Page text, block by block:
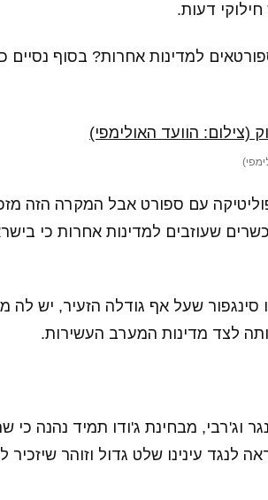
דעות.
למדינות אחרות? בסוף נסיים
עם ספורט אבל המקרה הזה
שעוזבים למדינות אחרות כי
סינגפור שעל אף גודלה הזעיר, יש
לצד מדינות המערב העשירות.
וג'רבי, מבחינת ג'ודו תמיד נהנה
לנגד עינינו שלט גדול וזוהר שיזכיר